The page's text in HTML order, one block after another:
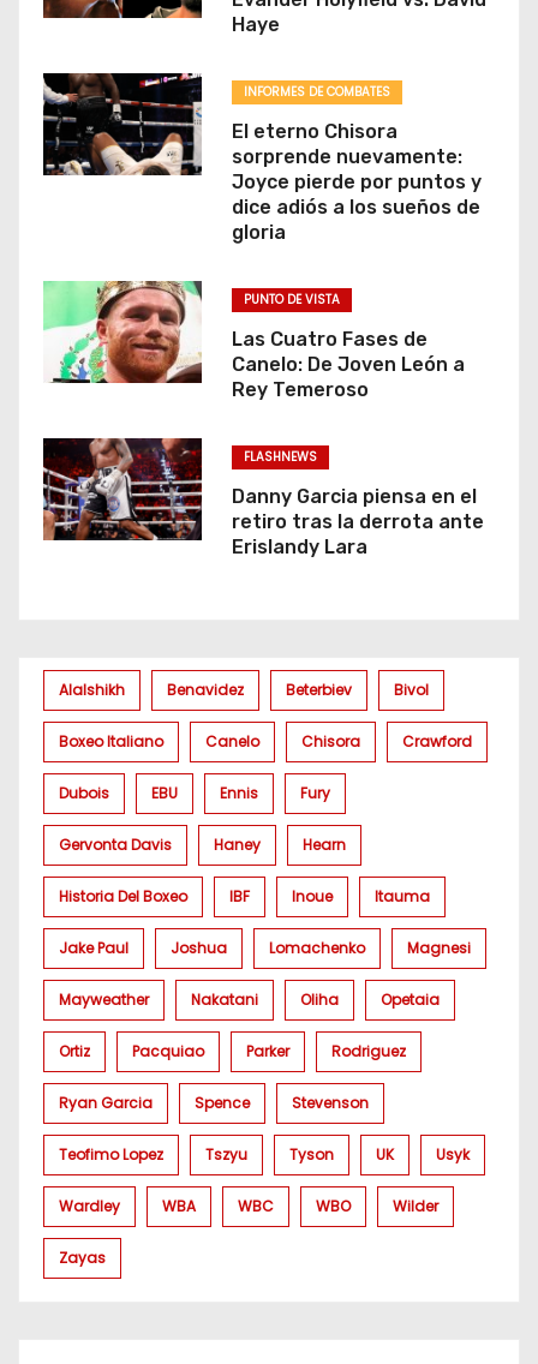
Haye
INFORMES DE COMBATES
El eterno Chisora
sorprende nuevamente:
Joyce pierde por puntos y
dice adiós a los sueños de
gloria
PUNTO DE VISTA
Las Cuatro Fases de
Canelo: De Joven León a
Rey Temeroso
FLASHNEWS
Danny Garcia piensa en el
retiro tras la derrota ante
Erislandy Lara
Alalshikh Benavidez Beterbiev Bivol
Boxeo Italiano Canelo Chisora Crawford
Dubois EBU Ennis Fury
Gervonta Davis Haney Hearn
Historia Del Boxeo IBF Inoue Itauma
Jake Paul Joshua Lomachenko Magnesi
Mayweather Nakatani Oliha Opetaia
Ortiz Pacquiao Parker Rodriguez
Ryan Garcia Spence Stevenson
Teofimo Lopez Tszyu Tyson UK Usyk
Wardley WBA WBC WBO Wilder
Zayas